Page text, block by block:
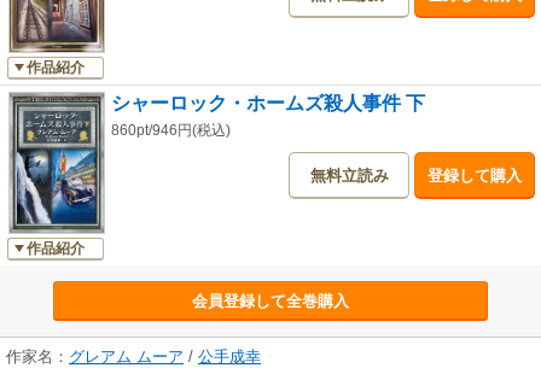
作品紹介
作品紹介
シャーロック・ホームズ殺人事件 下
860pt/946円(税込)
無料立読み 登録して購入
会員登録して全巻購入
作家名： グレアム ムーア / 公手成幸